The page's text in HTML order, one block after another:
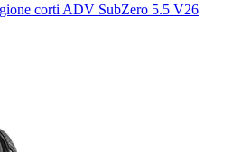
corti ADV SubZero 5.5 V26